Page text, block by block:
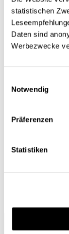
statistischen
Daten sind
Werbezwecke
Notwendig
Präferenzen
Statistiken
Wirtschaftspolitik
Mathias Beck,
Dr. oec., höherer
Division